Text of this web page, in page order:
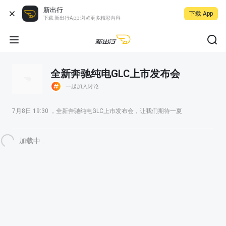
新出行
下载 新出行App 浏览更多精彩内容
下载 App
全新奔驰纯电GLC上市发布会
一起加入讨论
7月8日 19:30 ，全新奔驰纯电GLC上市发布会，让我们期待一夏
加载中...